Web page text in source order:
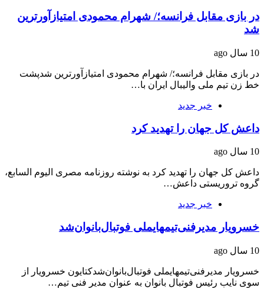
در بازی مقابل فرانسه؛/ شهرام محمودی امتیازآورترین
شد
10 سال ago
در بازی مقابل فرانسه؛/ شهرام محمودی امتیازآورترین شدپشت
خط زن تیم ملی والیبال ایران با…
خبر جدید
داعش کل جهان را تهدید کرد
10 سال ago
داعش کل جهان را تهدید کرد به نوشته روزنامه مصری الیوم السابع،
گروه تروریستی داعش…
خبر جدید
خسرویار مدیر‌فنی‌تیمهای‎ملی فوتبال‌بانوان‌شد
10 سال ago
خسرویار مدیر‌فنی‌تیمهای‎ملی فوتبال‌بانوان‌شدکتایون خسرویار از
سوی نایب رئیس فوتبال بانوان به عنوان مدیر فنی تیم…